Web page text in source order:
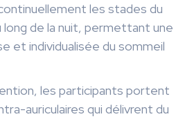
les stades du
de la nuit, permettant une
et individualisée du sommeil
les participants portent
auriculaires qui délivrent du